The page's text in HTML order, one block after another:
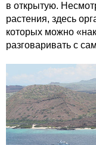
в открытую.
растения, здесь
которых можно
разговаривать с